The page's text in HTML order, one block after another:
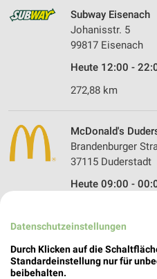
Subway Eisenach
Johanisstr. 5
99817 Eisenach
Heute 12:00 -
272,88 km
McDonald's
Brandenburger
37115 Duderstadt
Heute 09:00 -
McDonald's
Leipziger Straße
Datenschutzeinstellungen
Durch Klicken auf die
Standardeinstellung nur für
beibehalten.